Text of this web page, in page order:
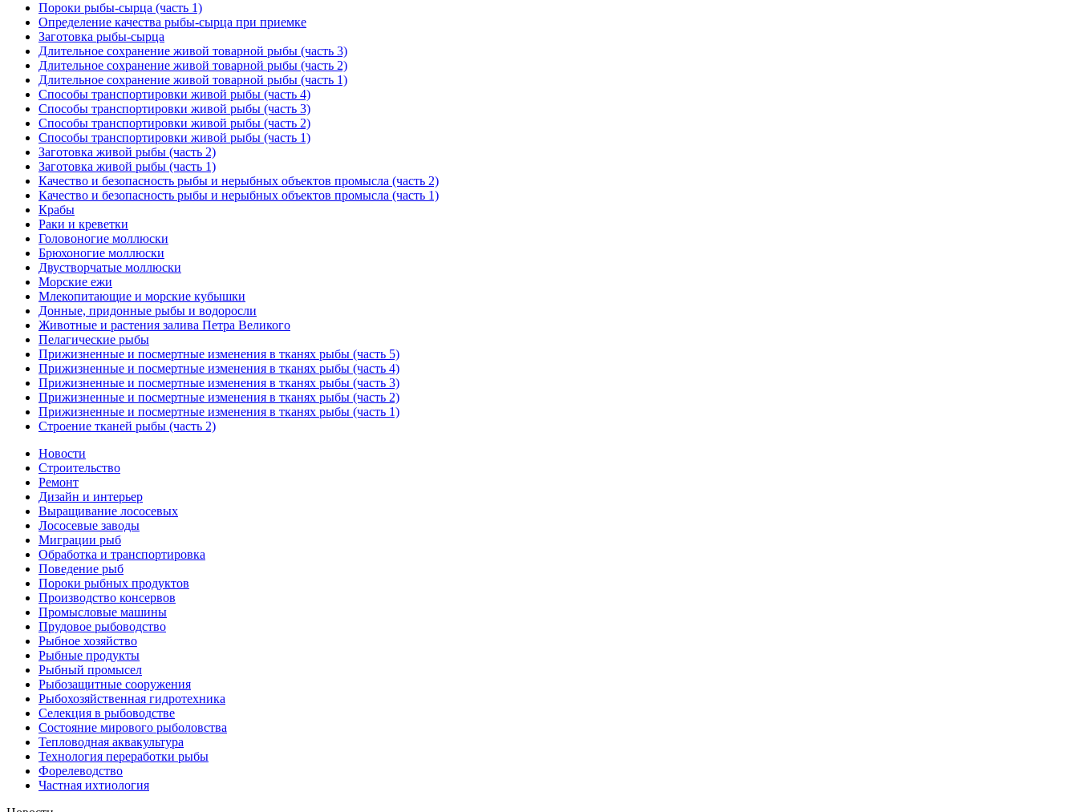
Пороки рыбы-сырца (часть 1)
Определение качества рыбы-сырца при приемке
Заготовка рыбы-сырца
Длительное сохранение живой товарной рыбы (часть 3)
Длительное сохранение живой товарной рыбы (часть 2)
Длительное сохранение живой товарной рыбы (часть 1)
Способы транспортировки живой рыбы (часть 4)
Способы транспортировки живой рыбы (часть 3)
Способы транспортировки живой рыбы (часть 2)
Способы транспортировки живой рыбы (часть 1)
Заготовка живой рыбы (часть 2)
Заготовка живой рыбы (часть 1)
Качество и безопасность рыбы и нерыбных объектов промысла (часть 2)
Качество и безопасность рыбы и нерыбных объектов промысла (часть 1)
Крабы
Раки и креветки
Головоногие моллюски
Брюхоногие моллюски
Двустворчатые моллюски
Морские ежи
Млекопитающие и морские кубышки
Донные, придонные рыбы и водоросли
Животные и растения залива Петра Великого
Пелагические рыбы
Прижизненные и посмертные изменения в тканях рыбы (часть 5)
Прижизненные и посмертные изменения в тканях рыбы (часть 4)
Прижизненные и посмертные изменения в тканях рыбы (часть 3)
Прижизненные и посмертные изменения в тканях рыбы (часть 2)
Прижизненные и посмертные изменения в тканях рыбы (часть 1)
Строение тканей рыбы (часть 2)
Новости
Строительство
Ремонт
Дизайн и интерьер
Выращивание лососевых
Лососевые заводы
Миграции рыб
Обработка и транспортировка
Поведение рыб
Пороки рыбных продуктов
Производство консервов
Промысловые машины
Прудовое рыбоводство
Рыбное хозяйство
Рыбные продукты
Рыбный промысел
Рыбозащитные сооружения
Рыбохозяйственная гидротехника
Селекция в рыбоводстве
Состояние мирового рыболовства
Тепловодная аквакультура
Технология переработки рыбы
Форелеводство
Частная ихтиология